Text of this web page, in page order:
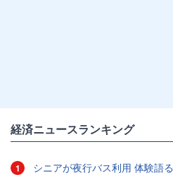
経済ニュースランキング
1 シニアが夜行バス利用 体験語る